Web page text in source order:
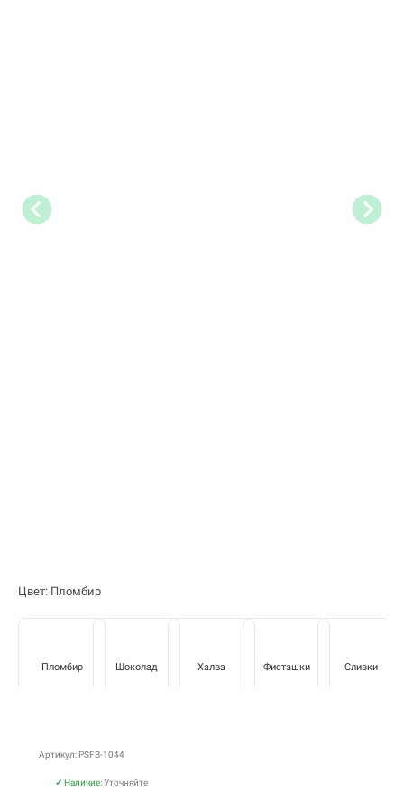
Цвет: Пломбир
Пломбир Шоколад Халва Фисташки Сливки
Артикул: PSFB-1044
✓ Наличие:Уточняйте